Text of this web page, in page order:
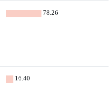
78.26
16.40